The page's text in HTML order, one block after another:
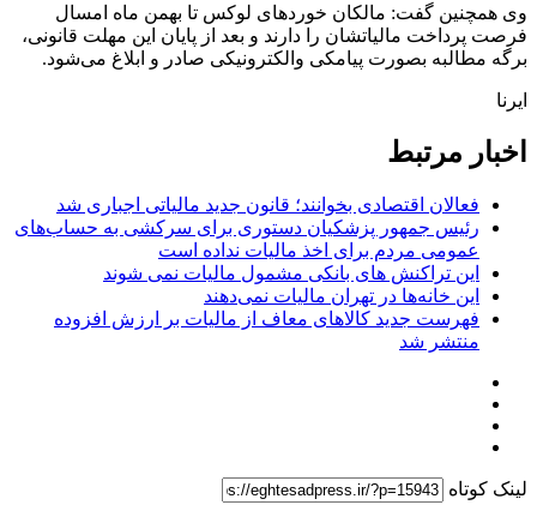
وی همچنین گفت: مالکان خوردهای لوکس تا بهمن ماه امسال
فرصت پرداخت مالیاتشان را دارند و بعد از پایان این مهلت قانونی،
برگه مطالبه بصورت پیامکی والکترونیکی صادر و ابلاغ می‌شود.
ایرنا
اخبار مرتبط
فعالان اقتصادی بخوانند؛ قانون جدید مالیاتی اجباری شد
رئیس جمهور پزشکیان دستوری برای سرکشی به حساب‌های
عمومی مردم برای اخذ مالیات نداده است
این تراکنش های بانکی مشمول مالیات نمی شوند
این خانه‌ها در تهران مالیات نمی‌دهند
فهرست جدید کالاهای معاف از مالیات بر ارزش افزوده
منتشر شد
لینک کوتاه